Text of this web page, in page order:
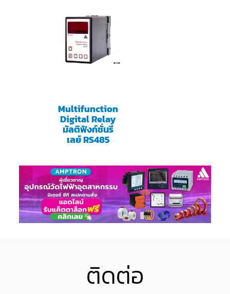
Multifunction
Digital Relay
มัลติฟังก์ชั่นรี
เลย์ RS485
ติดต่อ